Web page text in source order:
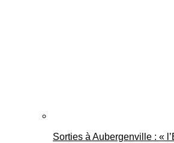
Sorties à Aubergenville : «